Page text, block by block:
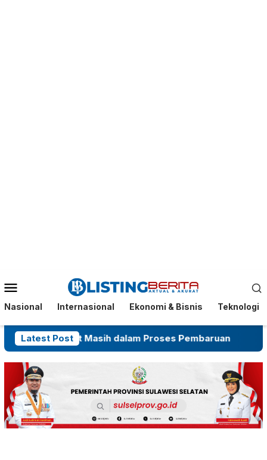
Mobile
Nasional Internasional Ekonomi & Bisnis Teknologi
Latest Post
Sebut Masih dalam Proses Pembaruan